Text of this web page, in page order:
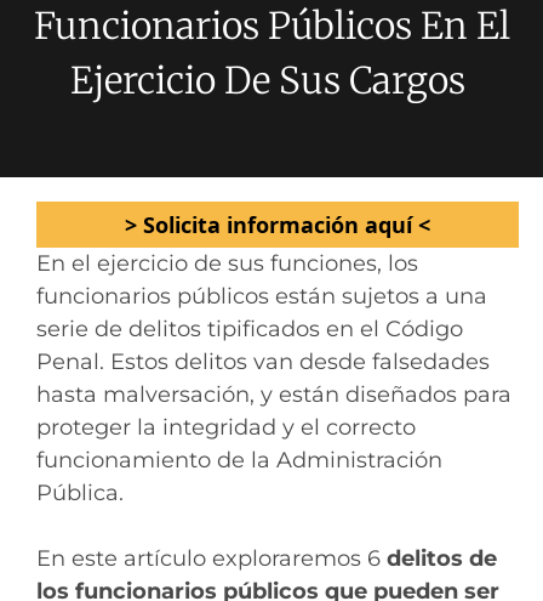
Funcionarios Públicos En El
Ejercicio De Sus Cargos
> Solicita información aquí <
En el ejercicio de sus funciones, los
funcionarios públicos están sujetos a una
serie de delitos tipificados en el Código
Penal. Estos delitos van desde falsedades
hasta malversación, y están diseñados para
proteger la integridad y el correcto
funcionamiento de la Administración
Pública.
En este artículo exploraremos 6 delitos de
los funcionarios públicos que pueden ser